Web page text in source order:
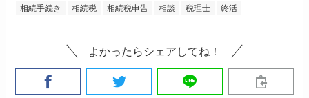
相続手続き
相続税 相続税申告 相談 税理士 終活
よかったらシェアしてね！